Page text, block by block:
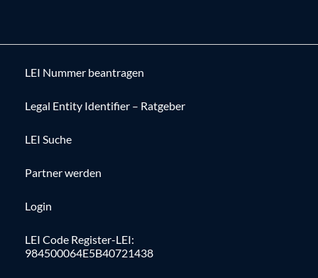
LEI Nummer beantragen
Legal Entity Identifier – Ratgeber
LEI Suche
Partner werden
Login
LEI Code Register-LEI:
984500064E5B40721438